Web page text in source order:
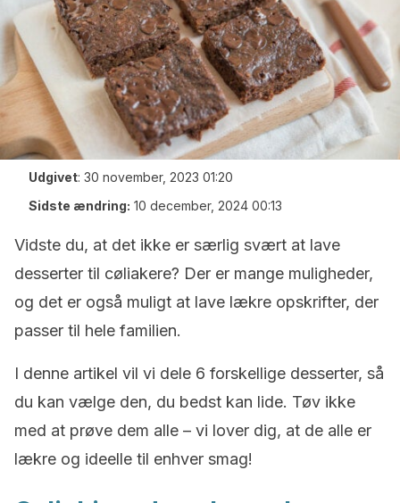
Udgivet: 30 november, 2023 01:20
Sidste ændring: 10 december, 2024 00:13
Vidste du, at det ikke er særlig svært at lave
desserter til cøliakere? Der er mange muligheder,
og det er også muligt at lave lækre opskrifter, der
passer til hele familien.
I denne artikel vil vi dele 6 forskellige desserter, så
du kan vælge den, du bedst kan lide. Tøv ikke
med at prøve dem alle – vi lover dig, at de alle er
lækre og ideelle til enhver smag!